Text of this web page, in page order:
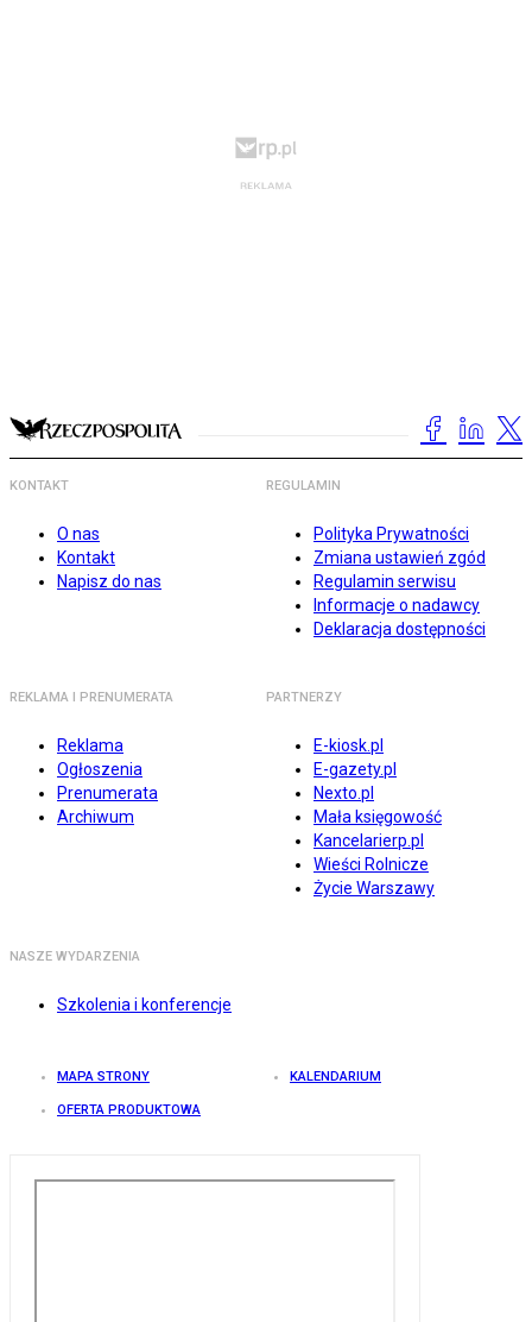
KONTAKT
O nas
Kontakt
Napisz do nas
REGULAMIN
Polityka Prywatności
Zmiana ustawień zgód
Regulamin serwisu
Informacje o nadawcy
Deklaracja dostępności
REKLAMA I PRENUMERATA
Reklama
Ogłoszenia
Prenumerata
Archiwum
PARTNERZY
E-kiosk.pl
E-gazety.pl
Nexto.pl
Mała księgowość
Kancelarierp.pl
Wieści Rolnicze
Życie Warszawy
NASZE WYDARZENIA
Szkolenia i konferencje
MAPA STRONY KALENDARIUM
OFERTA PRODUKTOWA